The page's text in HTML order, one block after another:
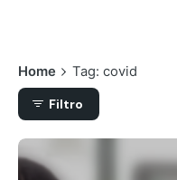
Home Tag: covid
Filtro